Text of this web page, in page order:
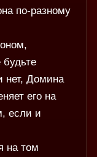
по-разному
нет, Домина
его на
если и
на том